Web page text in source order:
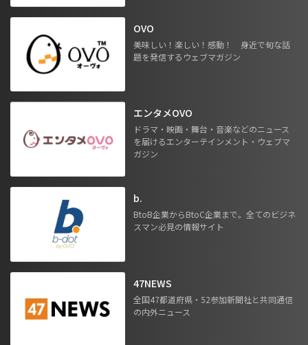
OVO
美味しい！楽しい！感動！ 身近で旬な話
題を発信するウェブマガジン
エンタメOVO
ドラマ・映画・舞台・音楽などのニュース
を届けるエンターテインメント・ウェブマ
ガジン
b.
BtoB企業からBtoC企業まで。全てのビジネ
スマン必見の情報サイト
47NEWS
全国47都道府県・52参加新聞社と共同通信
の内外ニュース